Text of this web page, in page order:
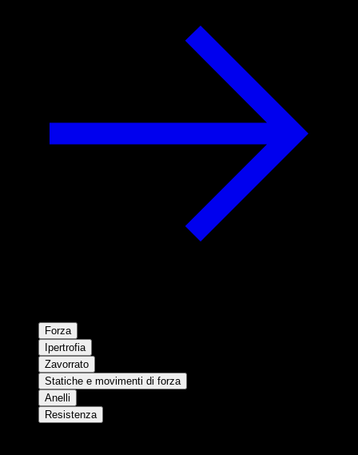
Forza
Ipertrofia
Zavorrato
Statiche e movimenti di forza
Anelli
Resistenza